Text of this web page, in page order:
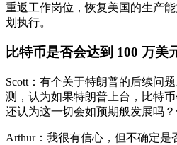
重返工作岗位，恢复美国的生产
划执行。
比特币是否会达到 100 万美
Scott：有个关于特朗普的后续问
测，认为如果特朗普上台，比特
还认为这一切会如预期般发展吗
Arthur：我很有信心，但不确定